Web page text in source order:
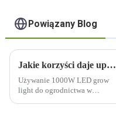
Powiązany Blog
Jakie korzyści daje uprawa roślin w pomieszczeniach przy użyciu lampy LED o mocy 1000 W?
Używanie 1000W LED grow
light do ogrodnictwa w